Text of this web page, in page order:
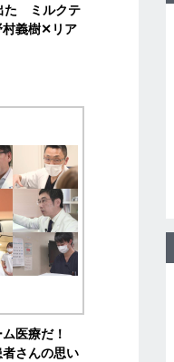
た ミルクテ
義樹✕リア
ム医療だ！
さんの思い